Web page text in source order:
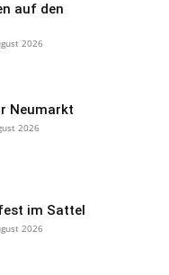
auf den
2026
Neumarkt
2026
im Sattel
2026